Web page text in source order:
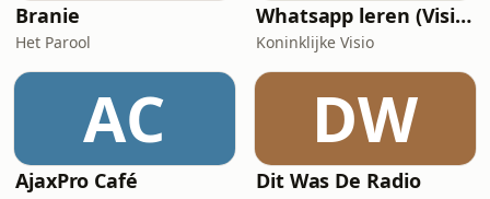
Branie
Het Parool
Whatsapp leren (Visio Podcast)
Koninklijke Visio
AC
AjaxPro Café
DW
Dit Was De Radio